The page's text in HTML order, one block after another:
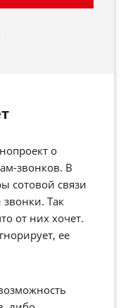
о
звонков. В
сотовой связи
Так
от них хочет.
ее